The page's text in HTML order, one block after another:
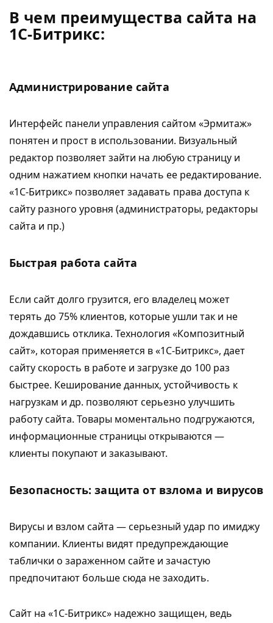
В чем преимущества сайта на
1С-Битрикс:
Администрирование сайта
Интерфейс панели управления сайтом «Эрмитаж»
понятен и прост в использовании. Визуальный
редактор позволяет зайти на любую страницу и
одним нажатием кнопки начать ее редактирование.
«1С-Битрикс» позволяет задавать права доступа к
сайту разного уровня (администраторы, редакторы
сайта и пр.)
Быстрая работа сайта
Если сайт долго грузится, его владелец может
терять до 75% клиентов, которые ушли так и не
дождавшись отклика. Технология «Композитный
сайт», которая применяется в «1С-Битрикс», дает
сайту скорость в работе и загрузке до 100 раз
быстрее. Кеширование данных, устойчивость к
нагрузкам и др. позволяют серьезно улучшить
работу сайта. Товары моментально подгружаются,
информационные страницы открываются —
клиенты покупают и заказывают.
Безопасность: защита от взлома и вирусов
Вирусы и взлом сайта — серьезный удар по имиджу
компании. Клиенты видят предупреждающие
таблички о зараженном сайте и зачастую
предпочитают больше сюда не заходить.
Сайт на «1С-Битрикс» надежно защищен, ведь